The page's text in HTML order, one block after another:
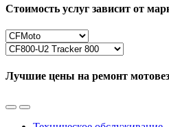
Стоимость услуг зависит от
Лучшие цены на ремонт